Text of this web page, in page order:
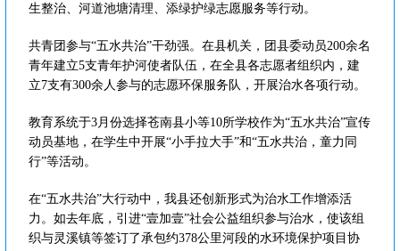
生整治、河道池塘清理、添绿护绿志愿服务等行动。
共青团参与“五水共治”干劲强。在县机关，团县委动员200余名
青年建立5支青年护河使者队伍，在全县各志愿者组织内，建
立7支有300余人参与的志愿环保服务队，开展治水各项行动。
教育系统于3月份选择苍南县小等10所学校作为“五水共治”宣传
动员基地，在学生中开展“小手拉大手”和“五水共治，童力同
行”等活动。
在“五水共治”大行动中，我县还创新形式为治水工作增添活
力。如去年底，引进“壹加壹”社会公益组织参与治水，使该组
织与灵溪镇等签订了承包约378公里河段的水环境保护项目协